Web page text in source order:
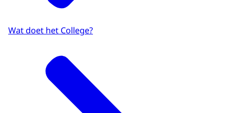
Wat doet het College?